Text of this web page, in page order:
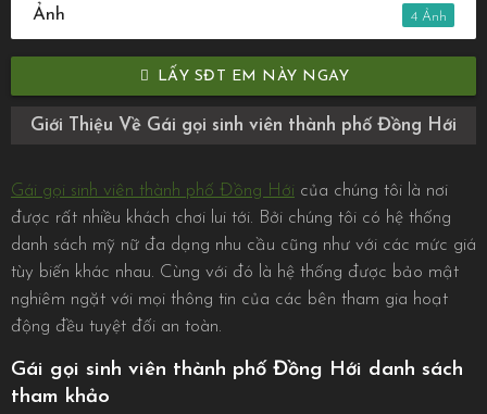
4
Ảnh
LẤY SĐT EM NÀY NGAY
Giới Thiệu Về Gái gọi sinh viên thành phố Đồng Hới
Gái gọi sinh viên thành phố Đồng Hới của chúng tôi là nơi
được rất nhiều khách chơi lui tới. Bởi chúng tôi có hệ thống
danh sách mỹ nữ đa dạng nhu cầu cũng như với các mức giá
tùy biến khác nhau. Cùng với đó là hệ thống được bảo mật
nghiêm ngặt với mọi thông tin của các bên tham gia hoạt
động đều tuyệt đối an toàn.
Gái gọi sinh viên thành phố Đồng Hới danh sách
tham khảo